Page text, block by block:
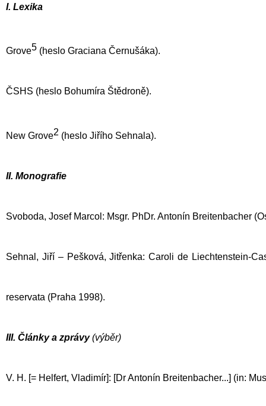
I. Lexika
Grove5 (heslo Graciana Černušáka).
ČSHS (heslo Bohumíra Štědroně).
New Grove2 (heslo Jiřího Sehnala).
II. Monografie
Svoboda, Josef Marcol: Msgr. PhDr. Antonín Breitenbacher
Sehnal, Jiří – Pešková, Jitřenka: Caroli de Liechtenstein-
reservata (Praha 1998).
III. Články a zprávy(výběr)
V. H. [= Helfert, Vladimír]: [Dr Antonín Breitenbacher...] (in: